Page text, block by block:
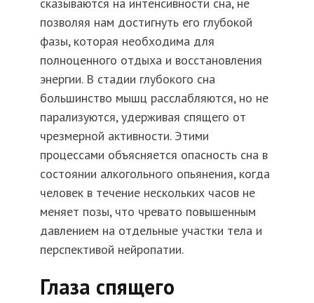
позволяя нам достигнуть его глубокой
фазы, которая необходима для
полноценного отдыха и восстановления
энергии. В стадии глубокого сна
большинство мышц расслабляются, но не
парализуются, удерживая спящего от
чрезмерной активности. Этими
процессами объясняется опасность сна в
состоянии алкогольного опьянения, когда
человек в течение нескольких часов не
меняет позы, что чревато повышенным
давлением на отдельные участки тела и
перспективой нейропатии.
Глаза спящего